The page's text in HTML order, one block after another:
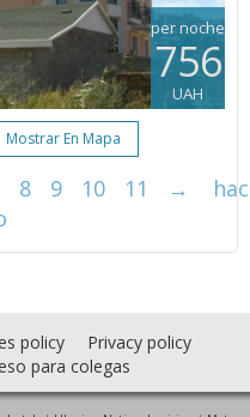
per noche
756
UAH
Mostrar En Mapa
8 9 10 11 →
policy
Privacy policy
para colegas